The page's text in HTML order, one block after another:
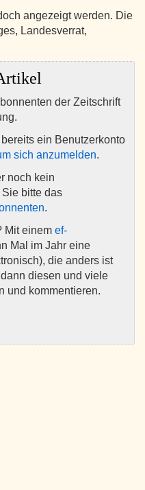
angezeigt werden. Die
Landesverrat,
der Zeitschrift
ein Benutzerkonto
sich anzumelden.
noch kein
bitte das
.
Mit einem ef-
Mal im Jahr eine
die anders ist
diesen und viele
und kommentieren.